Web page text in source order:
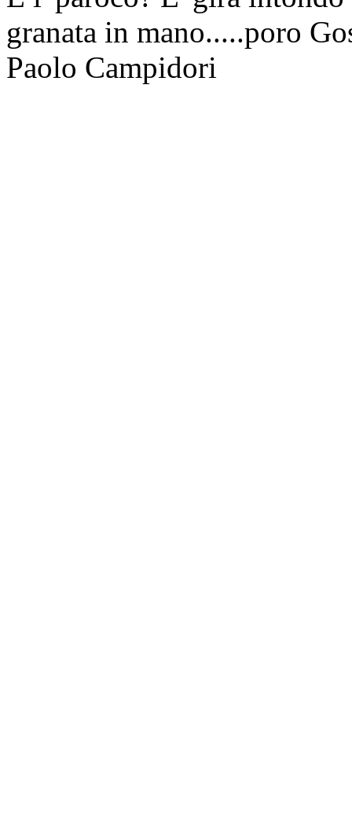
granata in mano.....poro
Paolo Campidori